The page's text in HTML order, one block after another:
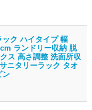
ク ハイタイプ 幅
ランドリー収納 脱
ス 高さ調整 洗面所収
ニタリーラック タオ
ン